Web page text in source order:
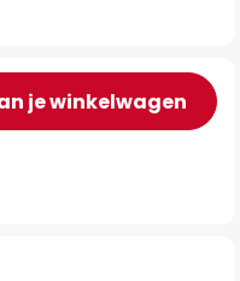
je winkelwagen